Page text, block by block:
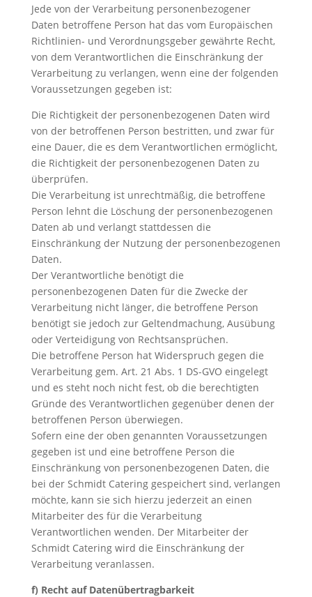
Jede von der Verarbeitung personenbezogener
Daten betroffene Person hat das vom Europäischen
Richtlinien- und Verordnungsgeber gewährte Recht,
von dem Verantwortlichen die Einschränkung der
Verarbeitung zu verlangen, wenn eine der folgenden
Voraussetzungen gegeben ist:
Die Richtigkeit der personenbezogenen Daten wird
von der betroffenen Person bestritten, und zwar für
eine Dauer, die es dem Verantwortlichen ermöglicht,
die Richtigkeit der personenbezogenen Daten zu
überprüfen.
Die Verarbeitung ist unrechtmäßig, die betroffene
Person lehnt die Löschung der personenbezogenen
Daten ab und verlangt stattdessen die
Einschränkung der Nutzung der personenbezogenen
Daten.
Der Verantwortliche benötigt die
personenbezogenen Daten für die Zwecke der
Verarbeitung nicht länger, die betroffene Person
benötigt sie jedoch zur Geltendmachung, Ausübung
oder Verteidigung von Rechtsansprüchen.
Die betroffene Person hat Widerspruch gegen die
Verarbeitung gem. Art. 21 Abs. 1 DS-GVO eingelegt
und es steht noch nicht fest, ob die berechtigten
Gründe des Verantwortlichen gegenüber denen der
betroffenen Person überwiegen.
Sofern eine der oben genannten Voraussetzungen
gegeben ist und eine betroffene Person die
Einschränkung von personenbezogenen Daten, die
bei der Schmidt Catering gespeichert sind, verlangen
möchte, kann sie sich hierzu jederzeit an einen
Mitarbeiter des für die Verarbeitung
Verantwortlichen wenden. Der Mitarbeiter der
Schmidt Catering wird die Einschränkung der
Verarbeitung veranlassen.
f) Recht auf Datenübertragbarkeit